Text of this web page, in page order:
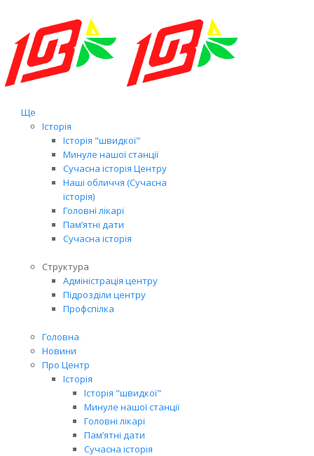
Ще
Історія
Історія "швидкої"
Минуле нашої станції
Сучасна історія Центру
Наші обличчя (Сучасна
історія)
Головні лікарі
Пам’ятні дати
Сучасна історія
Структура
Адміністрація центру
Підрозділи центру
Профспілка
Головна
Новини
Про Центр
Історія
Історія "швидкої"
Минуле нашої станції
Головні лікарі
Пам’ятні дати
Сучасна історія